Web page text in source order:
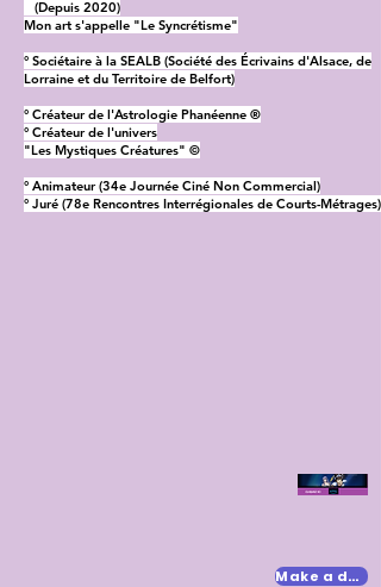
(Depuis 2020)
Mon art s'appelle "Le Syncrétisme"
° Sociétaire à la SEALB (Société des Écrivains d'Alsace, de
Lorraine et du Territoire de Belfort)
° Créateur de l'Astrologie Phanéenne ®
° Créateur de l'univers
"Les Mystiques Créatures" ©
° Animateur (34e Journée Ciné Non Commercial)
° Juré (78e Rencontres Interrégionales de Courts-Métrages)
Make a donation